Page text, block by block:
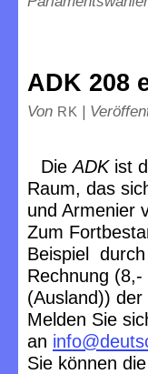
ADK 208
Von RK |
DieADKist
Raum, das
und Armenier
Zum
Beispiel
Rechnung
(Ausland))
Melden Sie
an
Sie können